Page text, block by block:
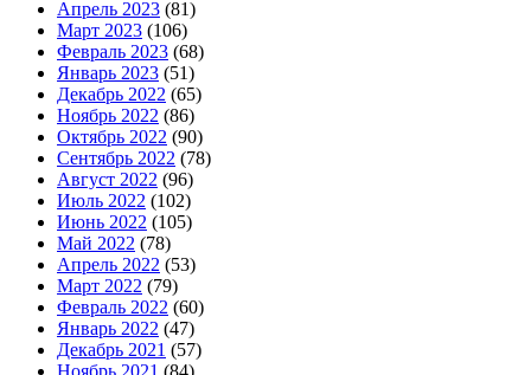
Апрель 2023 (81)
Март 2023 (106)
Февраль 2023 (68)
Январь 2023 (51)
Декабрь 2022 (65)
Ноябрь 2022 (86)
Октябрь 2022 (90)
Сентябрь 2022 (78)
Август 2022 (96)
Июль 2022 (102)
Июнь 2022 (105)
Май 2022 (78)
Апрель 2022 (53)
Март 2022 (79)
Февраль 2022 (60)
Январь 2022 (47)
Декабрь 2021 (57)